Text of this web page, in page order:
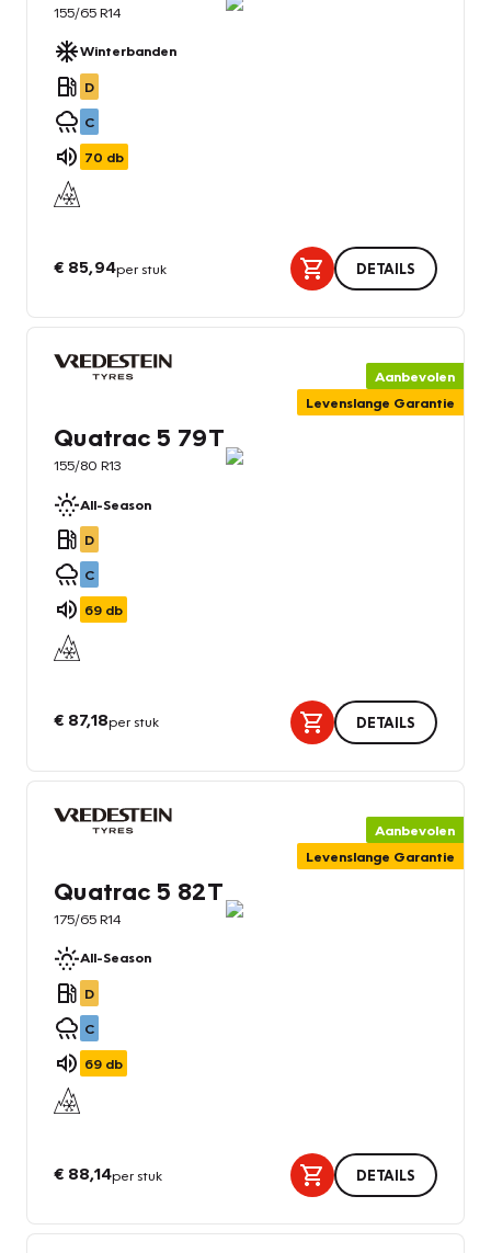
155/65 R14
Winterbanden
D
C
70 db
€ 85,94per stuk DETAILS
Aanbevolen
Levenslange Garantie
Quatrac 5 79T
155/80 R13
All-Season
D
C
69 db
€ 87,18per stuk DETAILS
Aanbevolen
Levenslange Garantie
Quatrac 5 82T
175/65 R14
All-Season
D
C
69 db
€ 88,14per stuk DETAILS